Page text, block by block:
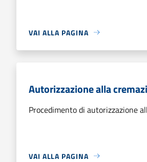
VAI ALLA PAGINA
Autorizzazione alla
Procedimento di autorizzazione
VAI ALLA PAGINA